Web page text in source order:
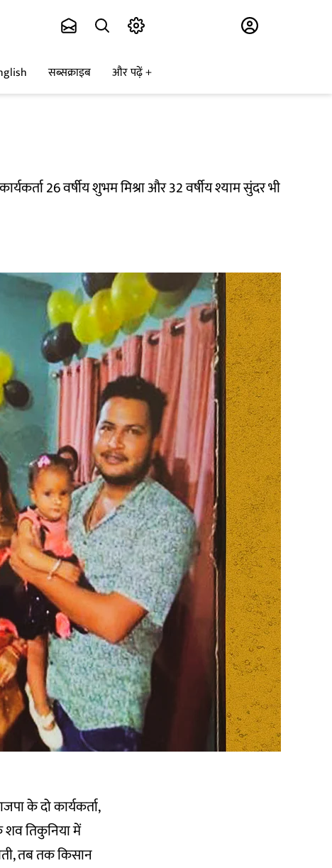
सब्सक्राइब और पढ़ें
26 वर्षीय शुभम मिश्रा और 32 वर्षीय श्याम सुंदर भी
के दो कार्यकर्ता,
शव तिकुनिया में
तब तक किसान